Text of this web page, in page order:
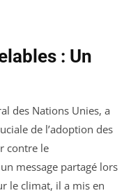
: Un
des Nations Unies, a
de l’adoption des
contre le
message partagé lors
le climat, il a mis en